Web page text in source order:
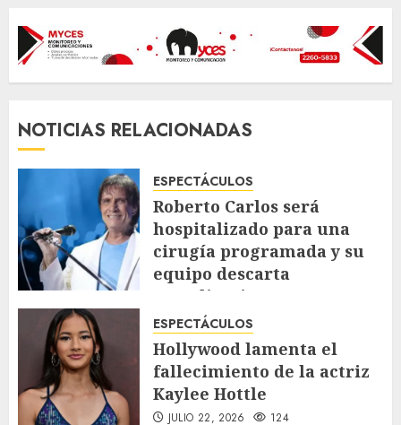
NOTICIAS RELACIONADAS
ESPECTÁCULOS
Roberto Carlos será
hospitalizado para una
cirugía programada y su
equipo descarta
complicaciones
JULIO 23, 2026
ESPECTÁCULOS
Hollywood lamenta el
fallecimiento de la actriz
Kaylee Hottle
JULIO 22, 2026 124